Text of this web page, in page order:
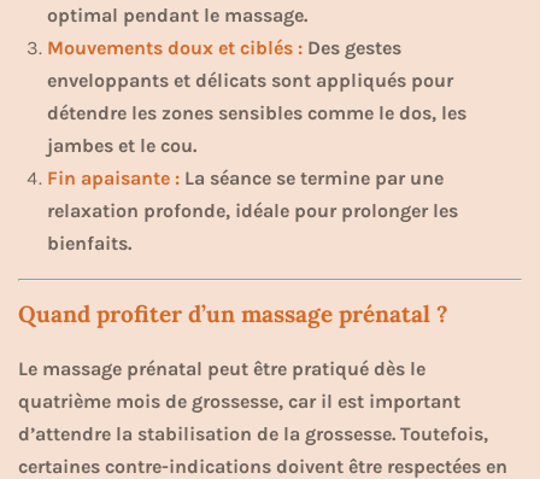
optimal pendant le massage.
Mouvements doux et ciblés : Des gestes
enveloppants et délicats sont appliqués pour
détendre les zones sensibles comme le dos, les
jambes et le cou.
Fin apaisante : La séance se termine par une
relaxation profonde, idéale pour prolonger les
bienfaits.
Quand profiter d’un massage prénatal ?
Le massage prénatal peut être pratiqué dès le
quatrième mois de grossesse, car il est important
d’attendre la stabilisation de la grossesse. Toutefois,
certaines contre-indications doivent être respectées en